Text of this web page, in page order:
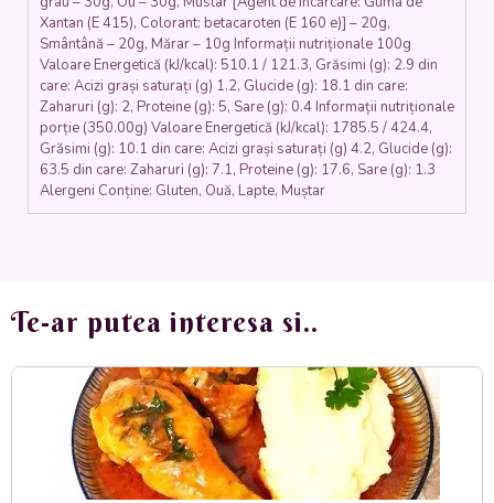
mărar)Xantan (E 415), Colorant: betacaroten (E 160 e)] – 20g,
Smântână – 20g, Mărar – 10g Informații nutriționale 100g
Valoare Energetică (kJ/kcal): 510.1 / 121.3, Grăsimi (g): 2.9 din
care: Acizi grași saturați (g) 1.2, Glucide (g): 18.1 din care:
Zaharuri (g): 2, Proteine (g): 5, Sare (g): 0.4 Informații nutriționale
porție (350.00g) Valoare Energetică (kJ/kcal): 1785.5 / 424.4,
Grăsimi (g): 10.1 din care: Acizi grași saturați (g) 4.2, Glucide (g):
63.5 din care: Zaharuri (g): 7.1, Proteine (g): 17.6, Sare (g): 1.3
Alergeni Conține: Gluten, Ouă, Lapte, Muștar
Te-ar putea interesa si..